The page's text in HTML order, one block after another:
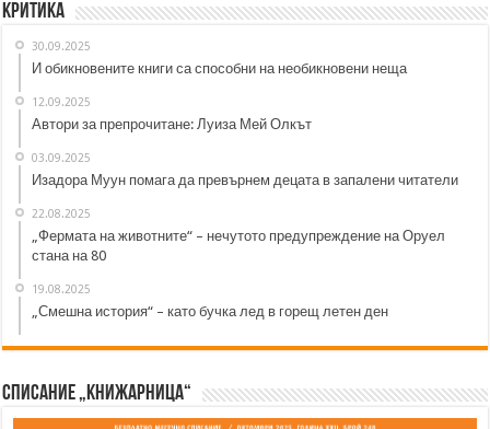
Критика
30.09.2025
И обикновените книги са способни на необикновени неща
12.09.2025
Автори за препрочитане: Луиза Мей Олкът
03.09.2025
Изадора Муун помага да превърнем децата в запалени читатели
22.08.2025
„Фермата на животните“ – нечутото предупреждение на Оруел
стана на 80
19.08.2025
„Смешна история“ – като бучка лед в горещ летен ден
Списание „Книжарница“